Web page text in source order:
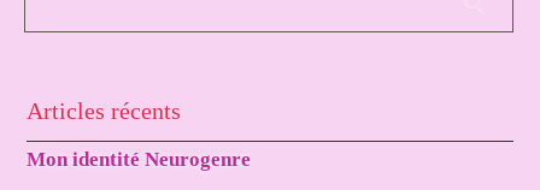
Articles récents
Mon identité Neurogenre